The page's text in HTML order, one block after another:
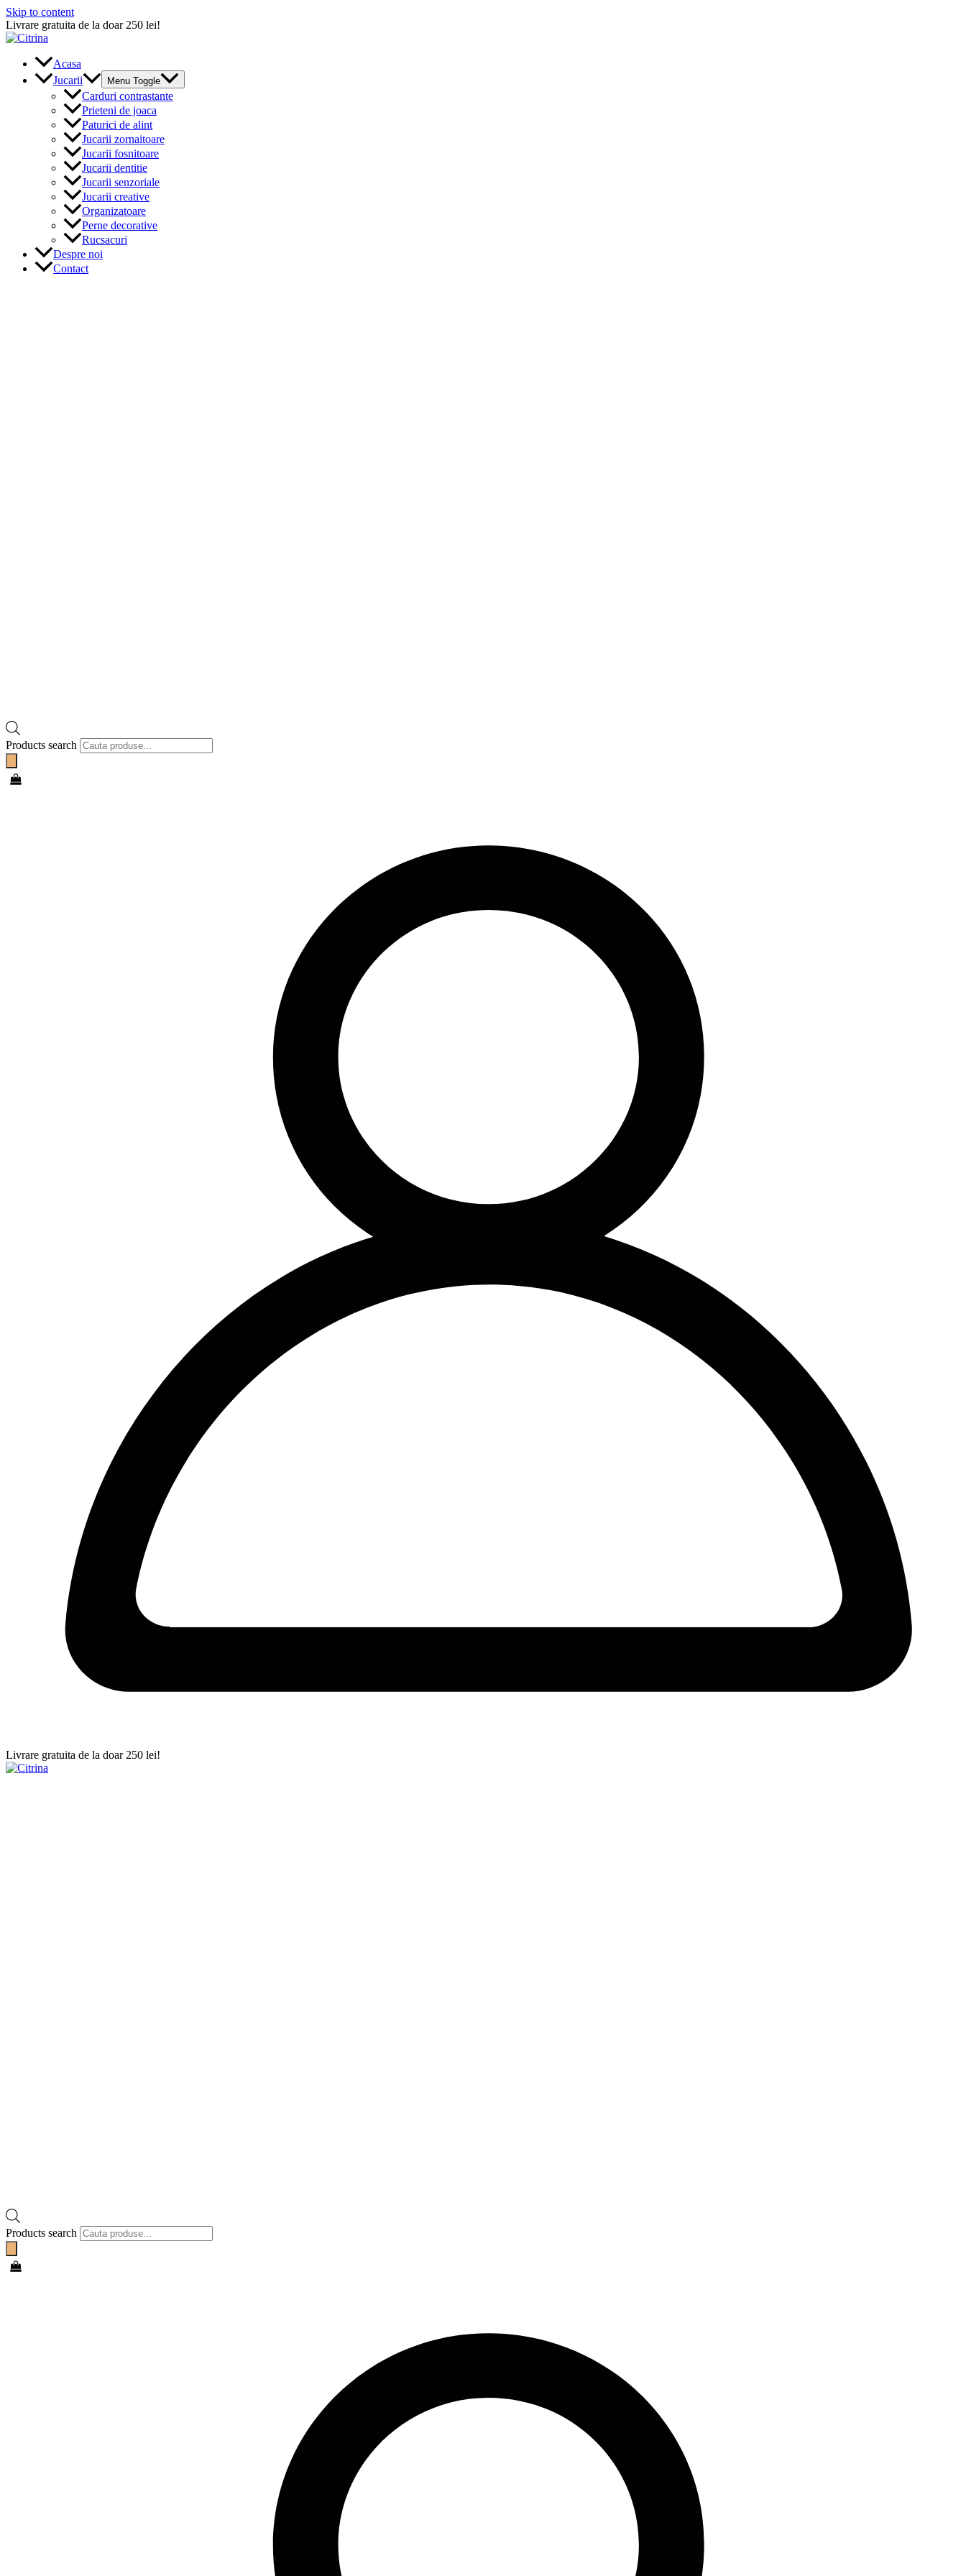
Skip to content
Livrare gratuita de la doar 250 lei!
Acasa
Jucarii
Menu Toggle
Carduri contrastante
Prieteni de joaca
Paturici de alint
Jucarii zornaitoare
Jucarii fosnitoare
Jucarii dentitie
Jucarii senzoriale
Jucarii creative
Organizatoare
Perne decorative
Rucsacuri
Despre noi
Contact
Products search
Livrare gratuita de la doar 250 lei!
Products search